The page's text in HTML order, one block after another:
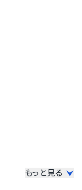
もっと見る